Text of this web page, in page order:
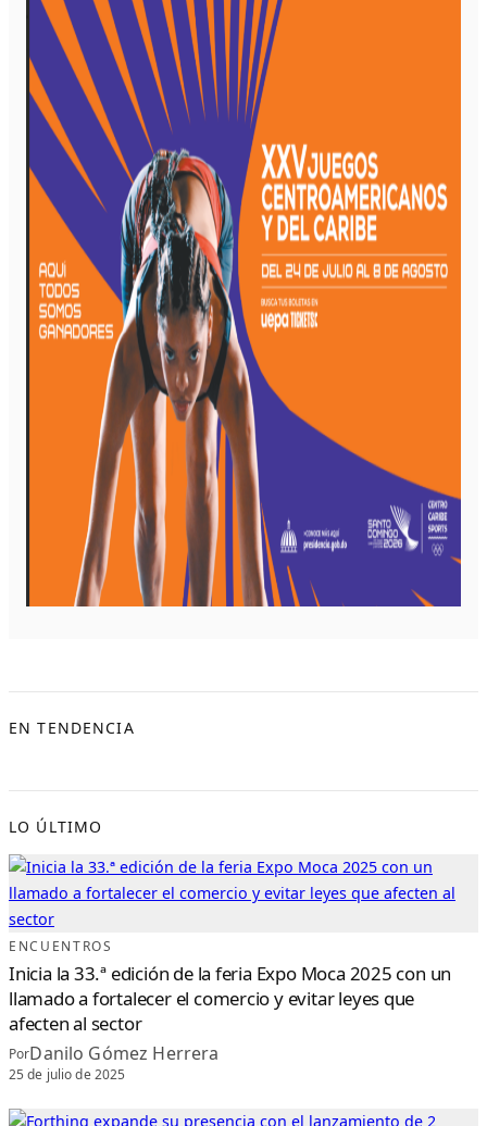
EN TENDENCIA
LO ÚLTIMO
ENCUENTROS
Inicia la 33.ª edición de la feria Expo Moca 2025 con un
llamado a fortalecer el comercio y evitar leyes que
afecten al sector
PorDanilo Gómez Herrera
25 de julio de 2025